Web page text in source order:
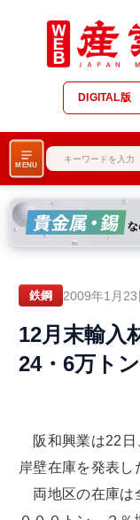
DIGITAL版
MENU
鉄鋼 2009年1月
12月末輸
24・6万トン
阪和興業は22日
岸壁在庫を発表し
両地区の在庫は